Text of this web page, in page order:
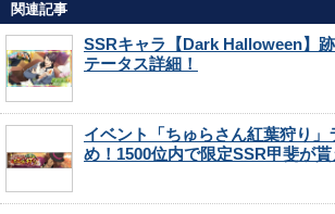
関連記事
SSRキャラ【Dark Halloween】
テータス詳細！
イベント「ちゅらさん紅葉狩り」
め！1500位内で限定SSR甲斐が貰